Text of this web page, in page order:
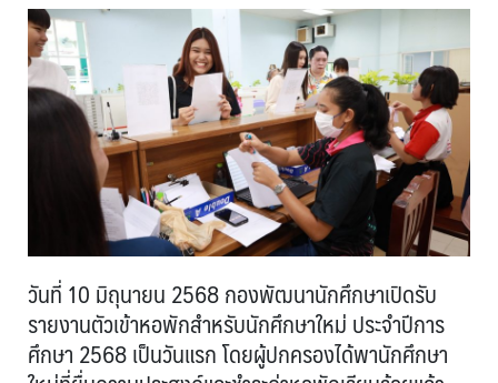
วันที่ 10 มิถุนายน 2568 กองพัฒนานักศึกษาเปิดรับ
รายงานตัวเข้าหอพักสำหรับนักศึกษาใหม่ ประจำปีการ
ศึกษา 2568 เป็นวันแรก โดยผู้ปกครองได้พานักศึกษา